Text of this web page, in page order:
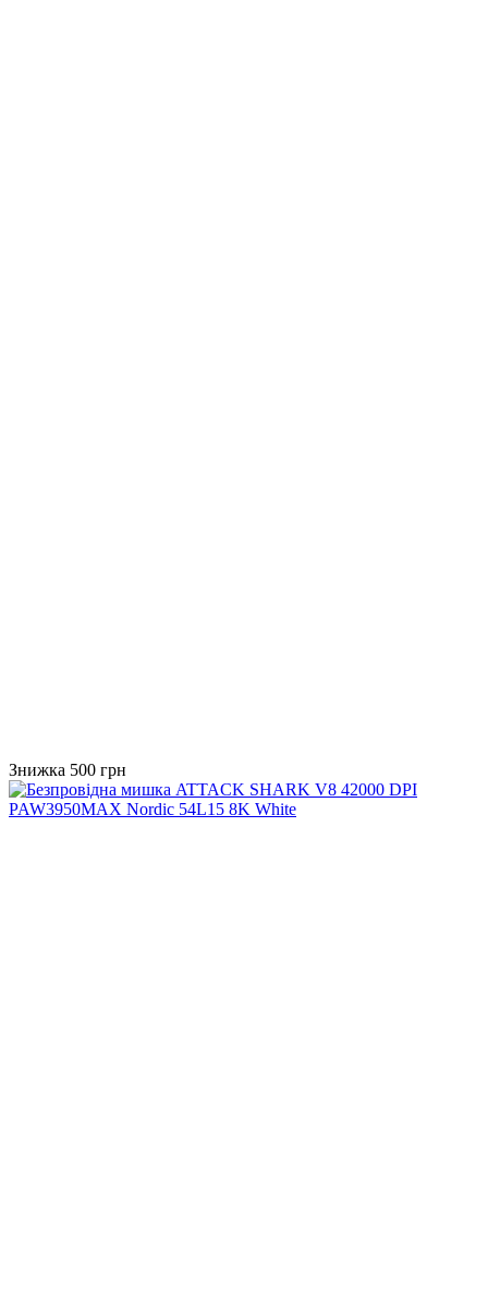
Знижка 500 грн